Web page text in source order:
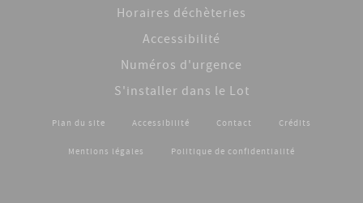
Horaires déchèteries
Accessibilité
Numéros d'urgence
S'installer dans le Lot
FooterPlan du site Accessibilité Contact Crédits
Mentions légales Politique de confidentialité